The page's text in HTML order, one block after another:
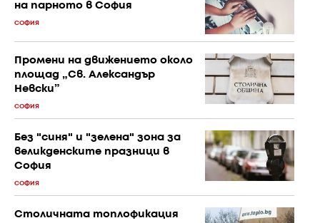
на парното в София
СОФИЯ
Промени на движението около
площад „Св. Александър
Невски”
СОФИЯ
Без "синя" и "зелена" зона за
великденските празници в
София
СОФИЯ
Столичната топлофикация